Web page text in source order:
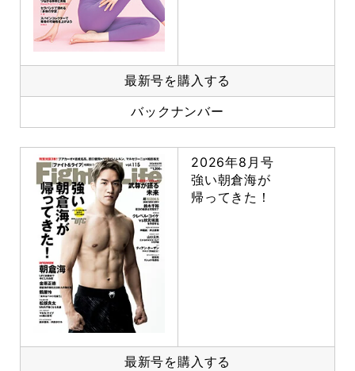
最新号を購入する
バックナンバー
2026年8月号
強い朝倉海が
帰ってきた！
最新号を購入する